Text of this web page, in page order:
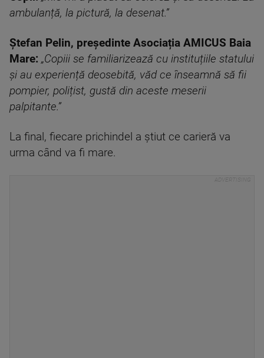
ambulanță, la pictură, la desenat.”
Ștefan Pelin, președinte Asociația AMICUS Baia
Mare: „Copiii se familiarizează cu instituțiile statului
și au experiență deosebită, văd ce înseamnă să fii
pompier, polițist, gustă din aceste meserii
palpitante.”
La final, fiecare prichindel a știut ce carieră va
urma când va fi mare.